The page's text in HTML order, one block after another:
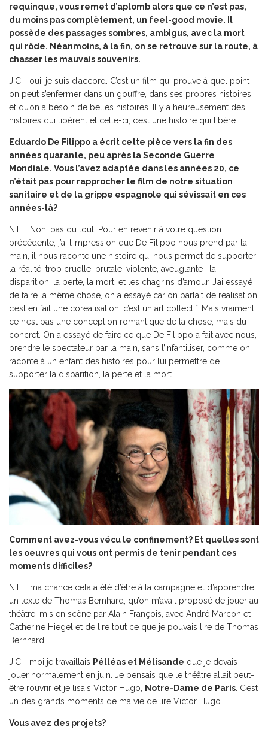
requinque, vous remet d’aplomb alors que ce n’est pas,
du moins pas complètement, un feel-good movie. Il
possède des passages sombres, ambigus, avec la mort
qui rôde. Néanmoins, à la fin, on se retrouve sur la route, à
chasser les mauvais souvenirs.
J.C. : oui, je suis d’accord. C’est un film qui prouve à quel point
on peut s’enfermer dans un gouffre, dans ses propres histoires
et qu’on a besoin de belles histoires. Il y a heureusement des
histoires qui libèrent et celle-ci, c’est une histoire qui libère.
Eduardo De Filippo a écrit cette pièce vers la fin des
années quarante, peu après la Seconde Guerre
Mondiale. Vous l’avez adaptée dans les années 20, ce
n’était pas pour rapprocher le film de notre situation
sanitaire et de la grippe espagnole qui sévissait en ces
années-là?
N.L. : Non, pas du tout. Pour en revenir à votre question
précédente, j’ai l’impression que De Filippo nous prend par la
main, il nous raconte une histoire qui nous permet de supporter
la réalité, trop cruelle, brutale, violente, aveuglante : la
disparition, la perte, la mort, et les chagrins d’amour. J’ai essayé
de faire la même chose, on a essayé car on parlait de réalisation,
c’est en fait une coréalisation, c’est un art collectif. Mais vraiment,
ce n’est pas une conception romantique de la chose, mais du
concret. On a essayé de faire ce que De Filippo a fait avec nous,
prendre le spectateur par la main, sans l’infantiliser, comme on
raconte à un enfant des histoires pour lui permettre de
supporter la disparition, la perte et la mort.
Comment avez-vous vécu le confinement? Et quelles sont
les oeuvres qui vous ont permis de tenir pendant ces
moments difficiles?
N,L. : ma chance cela a été d’être à la campagne et d’apprendre
un texte de Thomas Bernhard, qu’on m’avait proposé de jouer au
théâtre, mis en scène par Alain François, avec André Marcon et
Catherine Hiegel et de lire tout ce que je pouvais lire de Thomas
Bernhard.
J.C. : moi je travaillais Pélléas et Mélisande que je devais
jouer normalement en juin. Je pensais que le théâtre allait peut-
être rouvrir et je lisais Victor Hugo,
Notre-Dame de Paris . C’est
un des grands moments de ma vie de lire Victor Hugo.
Vous avez des projets?